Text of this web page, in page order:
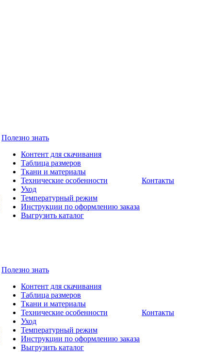
Полезно знать
Контент для скачивания
Таблица размеров
Ткани и материалы
Технические особенности
Уход
Температурный режим
Инструкции по оформлению заказа
Выгрузить каталог
Контакты
Полезно знать
Контент для скачивания
Таблица размеров
Ткани и материалы
Технические особенности
Уход
Температурный режим
Инструкции по оформлению заказа
Выгрузить каталог
Контакты